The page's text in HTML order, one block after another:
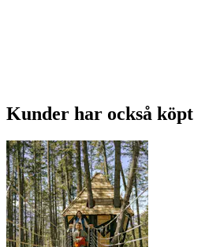
Kunder har också köpt